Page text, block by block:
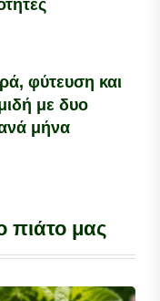
φύτευση και
με δυο
μήνα
πιάτο μας